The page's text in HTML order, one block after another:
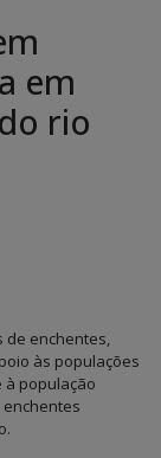
em
rio
de enchentes,
às populações
à população